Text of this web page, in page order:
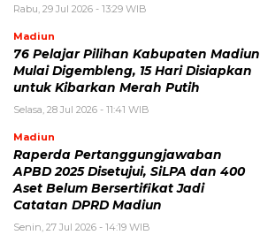
Rabu, 29 Jul 2026 - 13:29 WIB
Madiun
76 Pelajar Pilihan Kabupaten Madiun
Mulai Digembleng, 15 Hari Disiapkan
untuk Kibarkan Merah Putih
Selasa, 28 Jul 2026 - 11:41 WIB
Madiun
Raperda Pertanggungjawaban
APBD 2025 Disetujui, SiLPA dan 400
Aset Belum Bersertifikat Jadi
Catatan DPRD Madiun
Senin, 27 Jul 2026 - 14:19 WIB